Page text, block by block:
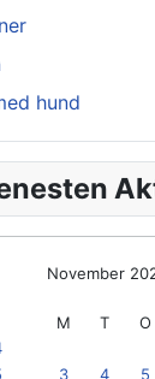
hund
November
M T O
3
4 5